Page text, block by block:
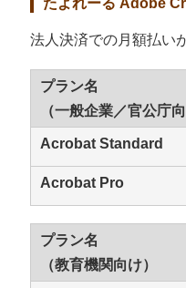
法人決済での月額払い
プラン名
（一般企業／官公庁向
Acrobat Standard
Acrobat Pro
プラン名
（教育機関向け）